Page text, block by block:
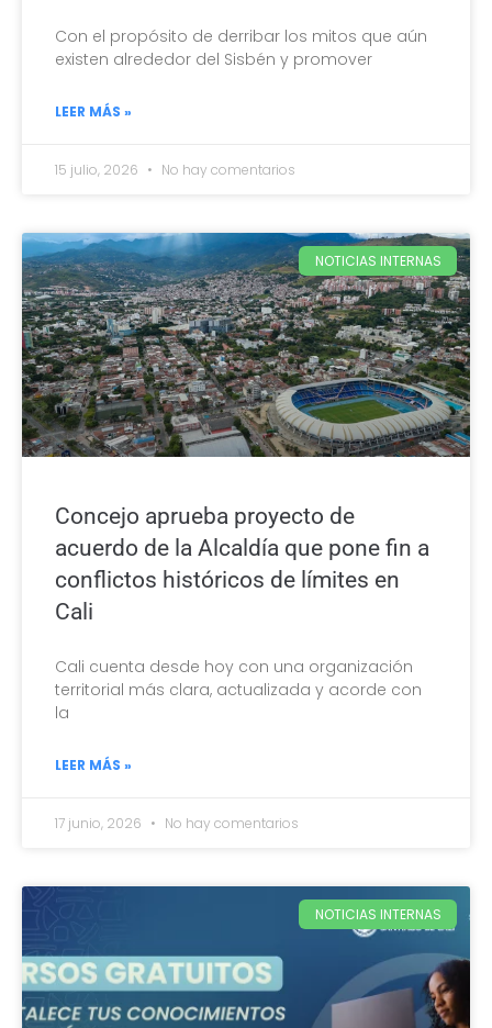
Con el propósito de derribar los mitos que aún
existen alrededor del Sisbén y promover
LEER MÁS »
15 julio, 2026 No hay comentarios
NOTICIAS INTERNAS
Concejo aprueba proyecto de
acuerdo de la Alcaldía que pone fin a
conflictos históricos de límites en
Cali
Cali cuenta desde hoy con una organización
territorial más clara, actualizada y acorde con
la
LEER MÁS »
17 junio, 2026 No hay comentarios
NOTICIAS INTERNAS